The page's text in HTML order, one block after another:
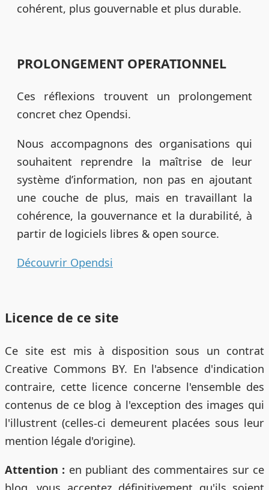
cohérent, plus gouvernable et plus durable.
PROLONGEMENT OPERATIONNEL
Ces réflexions trouvent un prolongement
concret chez Opendsi.
Nous accompagnons des organisations qui
souhaitent reprendre la maîtrise de leur
système d’information, non pas en ajoutant
une couche de plus, mais en travaillant la
cohérence, la gouvernance et la durabilité, à
partir de logiciels libres & open source.
Découvrir Opendsi
Licence de ce site
Ce site est mis à disposition sous un contrat
Creative Commons BY. En l'absence d'indication
contraire, cette licence concerne l'ensemble des
contenus de ce blog à l'exception des images qui
l'illustrent (celles-ci demeurent placées sous leur
mention légale d'origine).
Attention : en publiant des commentaires sur ce